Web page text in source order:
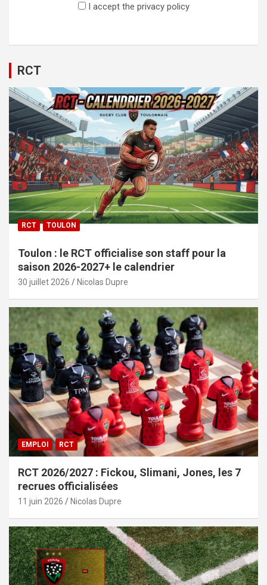
I accept the privacy policy
RCT
RCT TOULON
Toulon : le RCT officialise son staff pour la
saison 2026-2027+ le calendrier
30 juillet 2026 Nicolas Dupre
EMPLOI RCT
RCT 2026/2027 : Fickou, Slimani, Jones, les 7
recrues officialisées
11 juin 2026 Nicolas Dupre